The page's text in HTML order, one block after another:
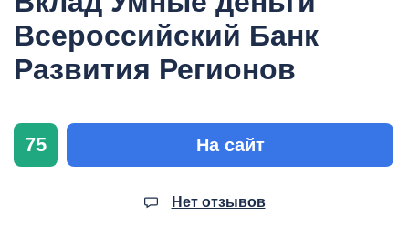
Всероссийский Банк
Развития Регионов
75 На сайт
Нет отзывов